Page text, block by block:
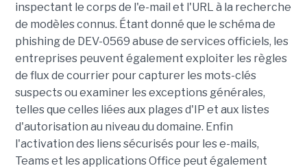
inspectant le corps de l'e-mail et l'URL à la recherche
de modèles connus. Étant donné que le schéma de
phishing de DEV-0569 abuse de services officiels, les
entreprises peuvent également exploiter les règles
de flux de courrier pour capturer les mots-clés
suspects ou examiner les exceptions générales,
telles que celles liées aux plages d'IP et aux listes
d'autorisation au niveau du domaine. Enfin
l'activation des liens sécurisés pour les e-mails,
Teams et les applications Office peut également